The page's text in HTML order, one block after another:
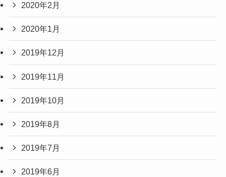
2020年2月
2020年1月
2019年12月
2019年11月
2019年10月
2019年8月
2019年7月
2019年6月